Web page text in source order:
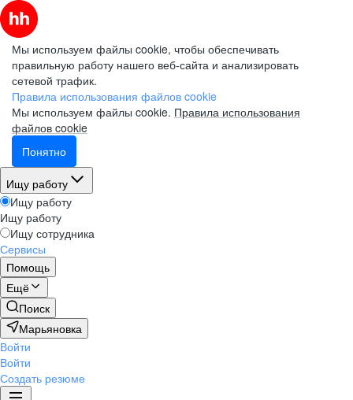
Мы используем файлы cookie, чтобы обеспечивать
правильную работу нашего веб-сайта и анализировать
сетевой трафик.
Правила использования файлов cookie
Мы используем файлы cookie. Правила использования
файлов cookie
Понятно
Ищу работу
Ищу работу
Ищу работу
Ищу сотрудника
Сервисы
Помощь
Ещё
Поиск
Марьяновка
Войти
Войти
Создать резюме